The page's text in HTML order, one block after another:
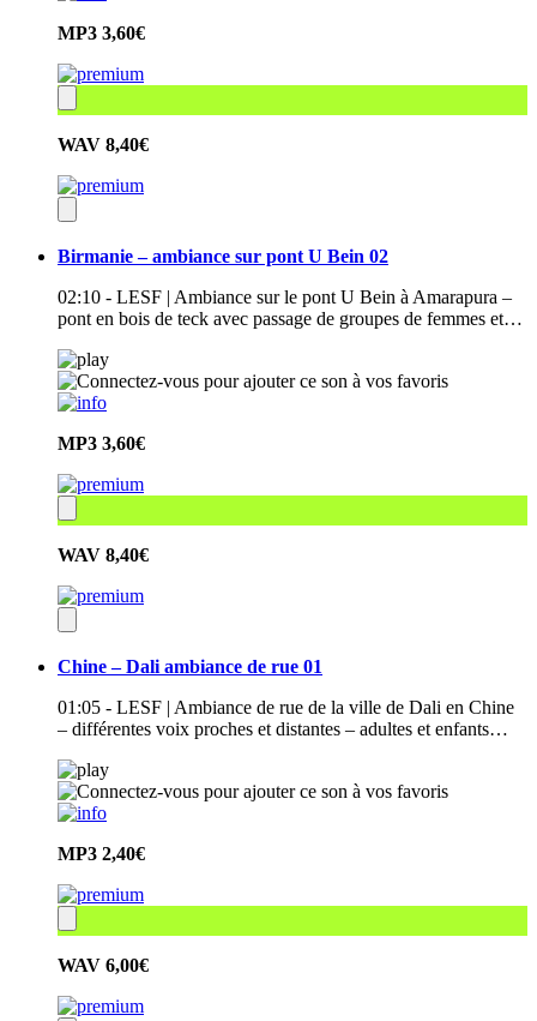
MP3 3,60€
WAV 8,40€
Birmanie – ambiance sur pont U Bein 02
02:10 - LESF | Ambiance sur le pont U Bein à Amarapura –
pont en bois de teck avec passage de groupes de femmes et…
MP3 3,60€
WAV 8,40€
Chine – Dali ambiance de rue 01
01:05 - LESF | Ambiance de rue de la ville de Dali en Chine
– différentes voix proches et distantes – adultes et enfants…
MP3 2,40€
WAV 6,00€